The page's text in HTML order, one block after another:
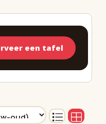
een tafel